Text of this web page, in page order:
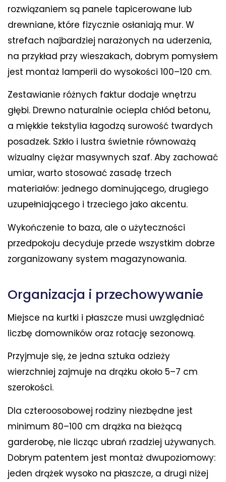
rozwiązaniem są panele tapicerowane lub
drewniane, które fizycznie osłaniają mur. W
strefach najbardziej narażonych na uderzenia,
na przykład przy wieszakach, dobrym pomysłem
jest montaż lamperii do wysokości 100–120 cm.
Zestawianie różnych faktur dodaje wnętrzu
głębi. Drewno naturalnie ociepla chłód betonu,
a miękkie tekstylia łagodzą surowość twardych
posadzek. Szkło i lustra świetnie równoważą
wizualny ciężar masywnych szaf. Aby zachować
umiar, warto stosować zasadę trzech
materiałów: jednego dominującego, drugiego
uzupełniającego i trzeciego jako akcentu.
Wykończenie to baza, ale o użyteczności
przedpokoju decyduje przede wszystkim dobrze
zorganizowany system magazynowania.
Organizacja i przechowywanie
Miejsce na kurtki i płaszcze musi uwzględniać
liczbę domowników oraz rotację sezonową.
Przyjmuje się, że jedna sztuka odzieży
wierzchniej zajmuje na drążku około 5–7 cm
szerokości.
Dla czteroosobowej rodziny niezbędne jest
minimum 80–100 cm drążka na bieżącą
garderobę, nie licząc ubrań rzadziej używanych.
Dobrym patentem jest montaż dwupoziomowy:
jeden drążek wysoko na płaszcze, a drugi niżej